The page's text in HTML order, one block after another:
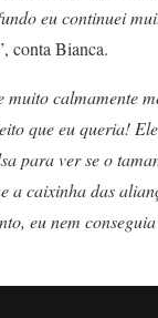
eu continuei
conta Bianca.
calmamente
que eu queria!
para ver se o
a caixinha das
eu nem